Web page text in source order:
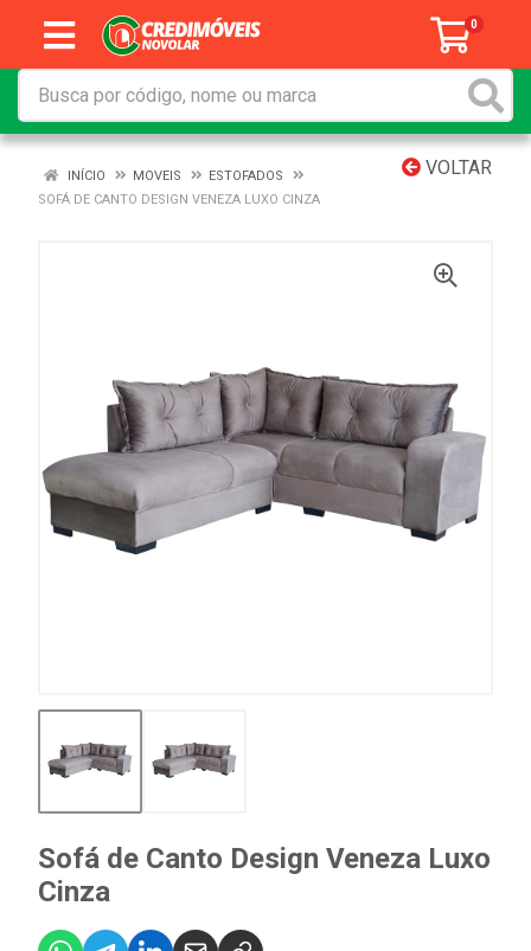
0
VOLTAR
INÍCIO MOVEIS
ESTOFADOS
SOFÁ DE CANTO DESIGN VENEZA LUXO CINZA
Sofá de Canto Design Veneza Luxo
Cinza